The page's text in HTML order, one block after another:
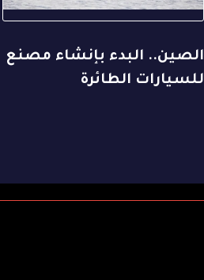
الصين.. البدء بإنشاء مصنع
للسيارات الطائرة